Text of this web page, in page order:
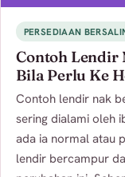
PERSEDIAAN
Contoh Lendir
Bila Perlu Ke
Contoh lendir nak
sering dialami oleh
ada ia normal atau
lendir bercampur